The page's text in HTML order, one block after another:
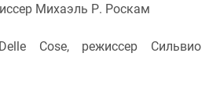
Михаэль Р. Роскам
Cose, режиссер Сильвио